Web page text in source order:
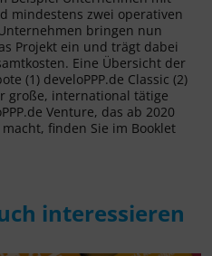
mindestens zwei operativen
bringen nun
Projekt ein und trägt dabei
Eine Übersicht der
(1) develoPPP.de Classic (2)
große, international tätige
Venture, das ab 2020
finden Sie im Booklet
interessieren